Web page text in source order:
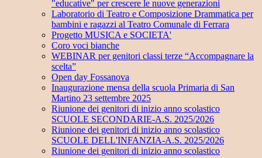
"educative" per crescere le nuove generazioni
Laboratorio di Teatro e Composizione Drammatica per
bambini e ragazzi al Teatro Comunale di Ferrara
Progetto MUSICA e SOCIETA'
Coro voci bianche
WEBINAR per genitori classi terze “Accompagnare la
scelta”
Open day Fossanova
Inaugurazione mensa della scuola Primaria di San
Martino 23 settembre 2025
Riunione dei genitori di inizio anno scolastico
SCUOLE SECONDARIE-A.S. 2025/2026
Riunione dei genitori di inizio anno scolastico
SCUOLE DELL'INFANZIA-A.S. 2025/2026
Riunione dei genitori di inizio anno scolastico